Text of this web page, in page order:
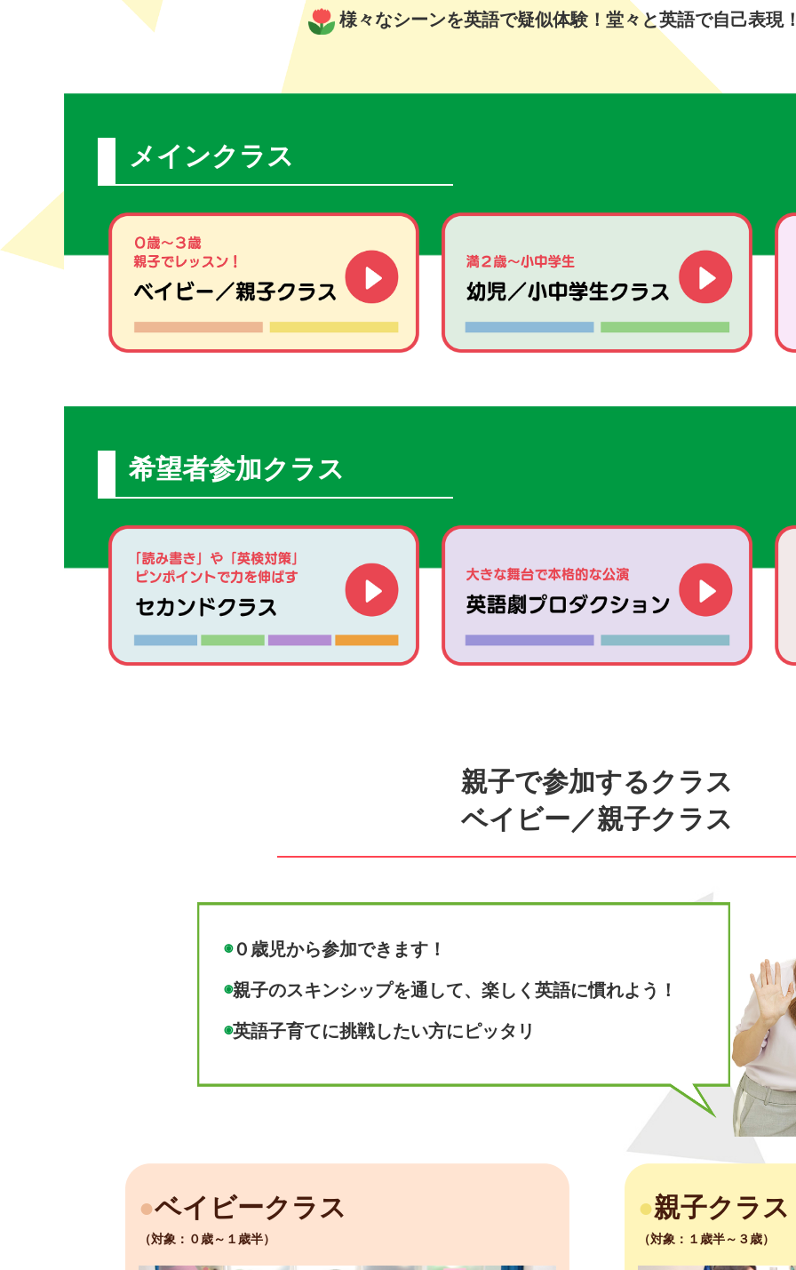
様々なシーンを英語で疑似体験！堂々と英語で自己表現
メインクラス
希望者参加クラス
親子で参加するクラス
ベイビー／親子クラス
◉０歳児から参加できます！
◉親子のスキンシップを通して、楽しく英語に慣れよう！
◉英語子育てに挑戦したい方にピッタリ
●ベイビークラス
（対象：０歳～１歳半）
●親子クラス
（対象：１歳半～３歳）